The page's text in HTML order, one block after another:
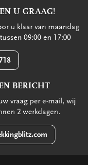
U GRAAG!
u klaar van maandag
09:00 en 17:00
BERICHT
vraag per e-mail, wij
2 werkdagen.